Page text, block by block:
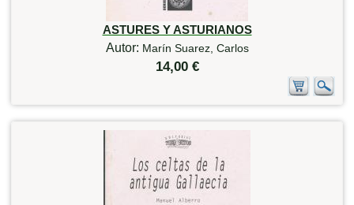
ASTURES Y ASTURIANOS
Autor: Marín Suarez, Carlos
14,00 €